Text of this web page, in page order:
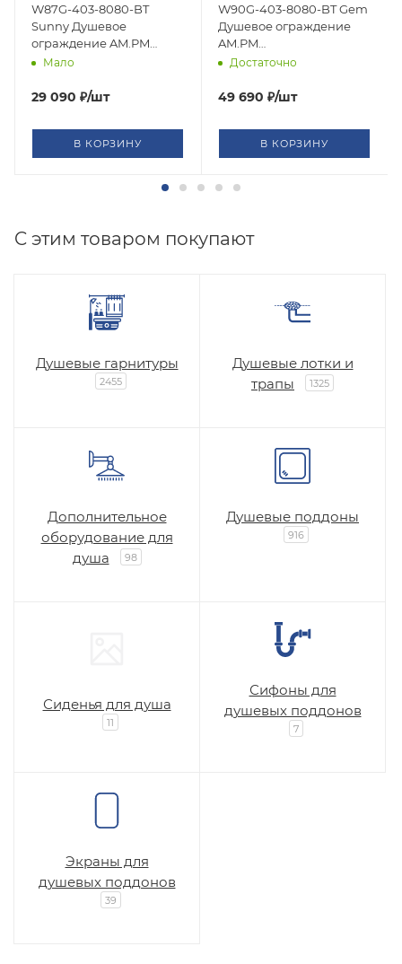
W87G-403-8080-BT
Sunny Душевое
ограждение AM.PM
квадратное, раздвижн
черный,стекло
Мало
29 090 ₽/шт
В КОРЗИНУ
W90G-403-8080-BT Gem
Душевое ограждение
AM.PM
квадратн.,раздвиж.двери
мат.,стекло прозрачное
Достаточно
49 690 ₽/шт
В КОРЗИНУ
C этим товаром покупают
Душевые гарнитуры
2455
Душевые лотки и
трапы
1325
Дополнительное
оборудование для
душа
98
Душевые поддоны
916
Сиденья для душа
11
Сифоны для
душевых поддонов
7
Экраны для
душевых поддонов
39